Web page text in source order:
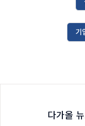
기
다가올